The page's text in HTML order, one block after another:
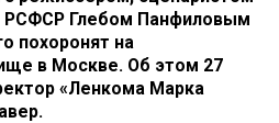
РСФСР Глебом Панфиловым
похоронят на
в Москве. Об этом 27
«Ленкома Марка